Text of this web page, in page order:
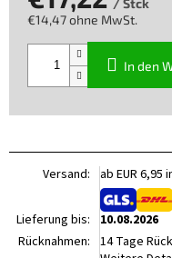
/ Stck
€14,47 ohne MwSt.
In den
Versand: ab EUR 6,95
Lieferung bis:
10.08.2026
Rücknahmen: 14 Tage